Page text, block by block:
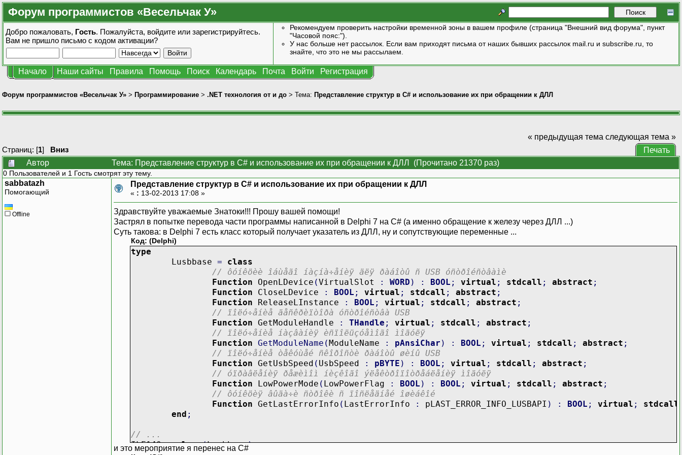
Форум программистов «Весельчак У»
Добро пожаловать, Гость. Пожалуйста, войдите или зарегистрируйтесь.
Вам не пришло письмо с кодом активации?
Рекомендуем проверить настройки временной зоны в вашем профиле (страница "Внешний вид форума", пункт
"Часовой пояс:").
У нас больше нет рассылок. Если вам приходят письма от наших бывших рассылок mail.ru и subscribe.ru, то
знайте, что это не мы рассылаем.
Начало Наши сайты Правила Помощь Поиск Календарь Почта Войти Регистрация
Форум программистов «Весельчак У» > Программирование > .NET технология от и до > Тема: Представление структур в С# и использование их при обращении к ДЛЛ
Страниц: [1] Вниз
« предыдущая тема следующая тема »
Печать
Автор
Тема: Представление структур в С# и использование их при обращении к ДЛЛ (Прочитано 21370 раз)
0 Пользователей и 1 Гость смотрят эту тему.
sabbatazh
Помогающий
Offline
Представление структур в С# и использование их при обращении к ДЛЛ
« : 13-02-2013 17:08 »
Здравствуйте уважаемые Знатоки!!! Прошу вашей помощи!
Застрял в попытке перевода части программы написанной в Delphi 7 на С# (а именно обращение к железу через ДЛЛ ...)
Суть такова: в Delphi 7 есть класс который получает указатель из ДЛЛ, ну и сопутствующие переменные ...
Код: (Delphi)
type
Lusbbase =
class
// ôóíêöèè îáùåãî íàçíà÷åíèÿ äëÿ ðàáîòû ñ USB óñòðîéñòâàìè
Function OpenLDevice (VirtualSlot : WORD ) : BOOL ; virtual ; stdcall ; abstract ;
Function CloseLDevice : BOOL ; virtual ; stdcall ; abstract ;
Function ReleaseLInstance : BOOL ; virtual ; stdcall ; abstract ;
// ïîëó÷åíèå äåñêðèïòîðà óñòðîéñòâà USB
Function GetModuleHandle : THandle ; virtual ; stdcall ; abstract ;
// ïîëó÷åíèå íàçâàíèÿ èñïîëüçóåìîãî ìîäóëÿ
Function GetModuleName (ModuleName : pAnsiChar ) : BOOL ; virtual ; stdcall ; abstract ;
// ïîëó÷åíèå òåêóùåé ñêîðîñòè ðàáîòû øèíû USB
Function GetUsbSpeed ( UsbSpeed : pBYTE ) : BOOL ; virtual ; stdcall ; abstract ;
// óïðàâëåíèÿ ðåæèìîì íèçêîãî ýëåêòðîïîòðåáëåíèÿ ìîäóëÿ
Function LowPowerMode ( LowPowerFlag : BOOL ) : BOOL ; virtual ; stdcall ; abstract ;
// ôóíêöèÿ âûäà÷è ñòðîêè ñ ïîñëåäíåé îøèáêîé
Function GetLastErrorInfo ( LastErrorInfo : pLAST_ERROR_INFO_LUSBAPI ) : BOOL ; virtual ; stdcall
end ;
// ...
ILE140= class(Lusbbase)
и это мероприятие я перенес на С#